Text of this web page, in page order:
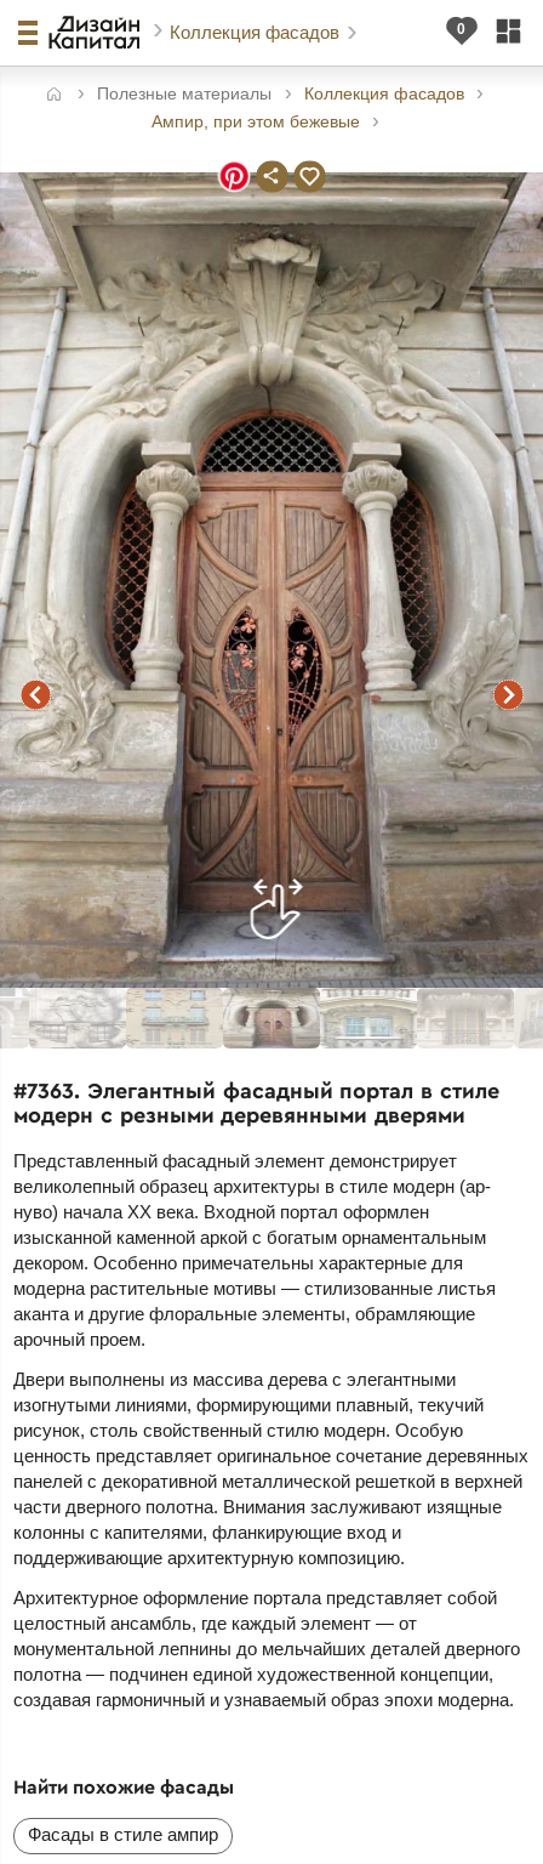
Коллекция фасадов
Полезные материалы
Коллекция фасадов
Ампир, при этом бежевые
#7363. Элегантный фасадный портал в стиле
модерн с резными деревянными дверями
Представленный фасадный элемент демонстрирует
великолепный образец архитектуры в стиле модерн (ар-
нуво) начала XX века. Входной портал оформлен
изысканной каменной аркой с богатым орнаментальным
декором. Особенно примечательны характерные для
модерна растительные мотивы — стилизованные листья
аканта и другие флоральные элементы, обрамляющие
арочный проем.
Двери выполнены из массива дерева с элегантными
изогнутыми линиями, формирующими плавный, текучий
рисунок, столь свойственный стилю модерн. Особую
ценность представляет оригинальное сочетание деревянных
панелей с декоративной металлической решеткой в верхней
части дверного полотна. Внимания заслуживают изящные
колонны с капителями, фланкирующие вход и
поддерживающие архитектурную композицию.
Архитектурное оформление портала представляет собой
целостный ансамбль, где каждый элемент — от
монументальной лепнины до мельчайших деталей дверного
полотна — подчинен единой художественной концепции,
создавая гармоничный и узнаваемый образ эпохи модерна.
Найти похожие фасады
Фасады в стиле ампир